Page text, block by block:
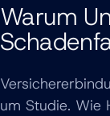
Warum
um Studie. Wie